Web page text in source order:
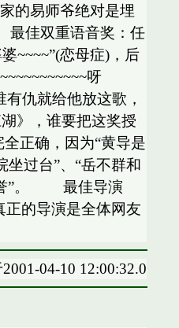
的易师爷绝对是埋
佳双重语音奖：任
~~~~”(恋母症)，后
呀
仇就给他放这歌，
》，谁要把这奖授
正确，因为“黄导是
过台”、“岳不群和
誉”。 最佳导演
的导演是全体网友
04-10 12:00:32.0